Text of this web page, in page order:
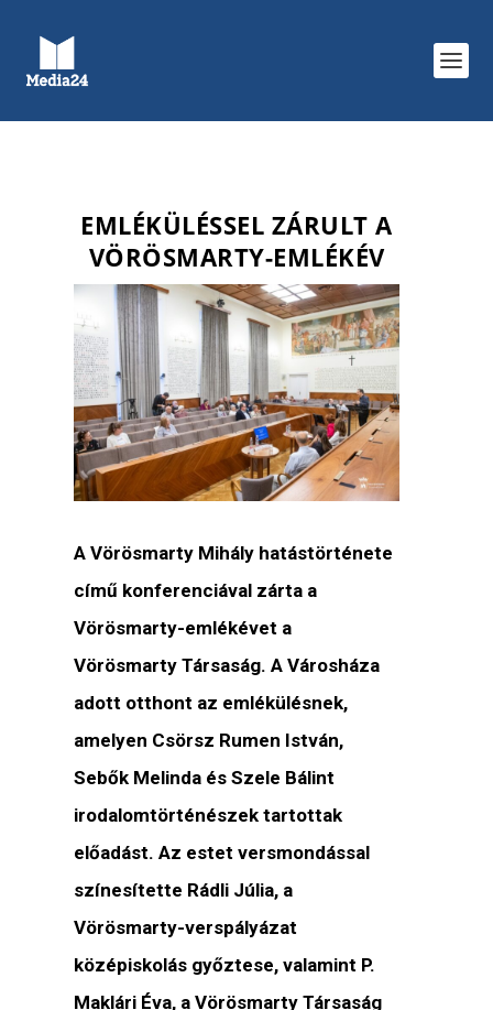
EMLÉKÜLÉSSEL ZÁRULT A
VÖRÖSMARTY-EMLÉKÉV
A Vörösmarty Mihály hatástörténete
című konferenciával zárta a
Vörösmarty-emlékévet a
Vörösmarty Társaság. A Városháza
adott otthont az emlékülésnek,
amelyen Csörsz Rumen István,
Sebők Melinda és Szele Bálint
irodalomtörténészek tartottak
előadást. Az estet versmondással
színesítette Rádli Júlia, a
Vörösmarty-verspályázat
középiskolás győztese, valamint P.
Maklári Éva, a Vörösmarty Társaság